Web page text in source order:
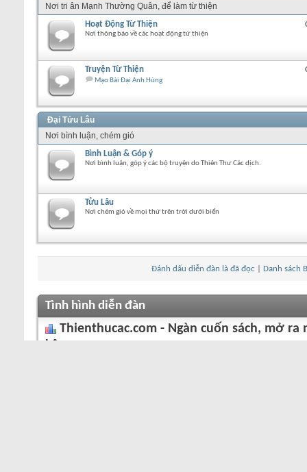
Nơi tri ân Mạnh Thường Quân, để làm từ thiện
Hoạt Động Từ Thiện
Nơi thông báo về các hoạt động từ thiện
Truyện Từ Thiện
Mạo Bài Đại Anh Hùng
Đại Tửu Lâu
Nơi bình luận, chém gió
Bình Luận & Góp ý
Nơi bình luận, góp ý các bộ truyện do Thiên Thư Các dịch.
Tửu Lâu
Nơi chém gió về mọi thứ trên trời dưới biển
Đánh dấu diễn đàn là đã đọc Danh sách
Tình hình diễn đàn
Thienthucac.com - Ngàn cuốn sách, mở ra
kê